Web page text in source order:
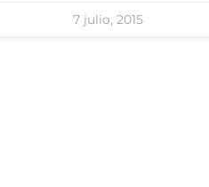
7 julio, 2015